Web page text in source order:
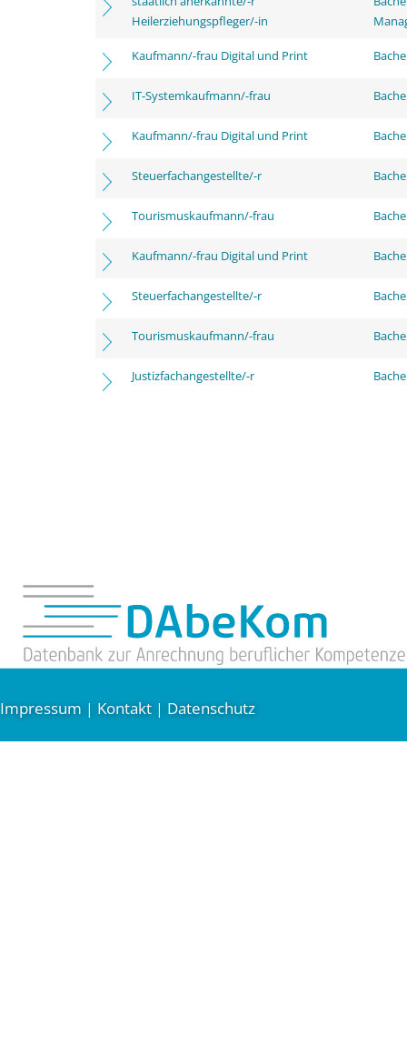
Heilerziehungspfleger/-in
Kaufmann/-frau Digital und Print
IT-Systemkaufmann/-frau
Kaufmann/-frau Digital und Print
Steuerfachangestellte/-r
Tourismuskaufmann/-frau
Kaufmann/-frau Digital und Print
Steuerfachangestellte/-r
Tourismuskaufmann/-frau
Justizfachangestellte/-r
Impressum | Kontakt | Datenschutz